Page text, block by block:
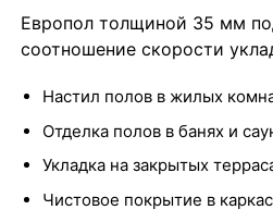
Европол толщиной 35 мм
соотношение скорости
Настил полов в жилых
Отделка полов в банях и
Укладка на закрытых
Чистовое покрытие в